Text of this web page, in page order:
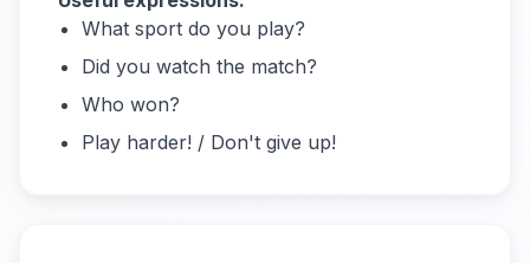
What sport do you play?
Did you watch the match?
Who won?
Play harder! / Don't give up!